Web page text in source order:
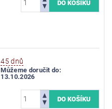
45 dnů
Můžeme doručit do:
13.10.2026